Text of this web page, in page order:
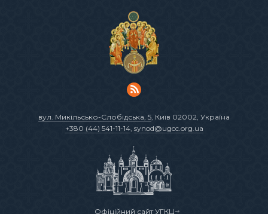
вул. Микільсько-Слобідська, 5, Київ 02002, Україна
+380 (44) 541-11-14, synod@ugcc.org.ua
Офіційний сайт УГКЦ